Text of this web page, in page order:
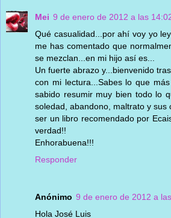
Mei 9 de enero de 2012 a las
Qué casualidad...por ahí voy yo
me has comentado que
se mezclan...en mi hijo así es...
Un fuerte abrazo y...bienvenido
con mi lectura...Sabes lo que
sabido resumir muy bien todo lo
soledad, abandono, maltrato y sus
ser un libro recomendado por
verdad!!
Enhorabuena!!!
Responder
Anónimo 9 de enero de 2012 a
Hola José Luis